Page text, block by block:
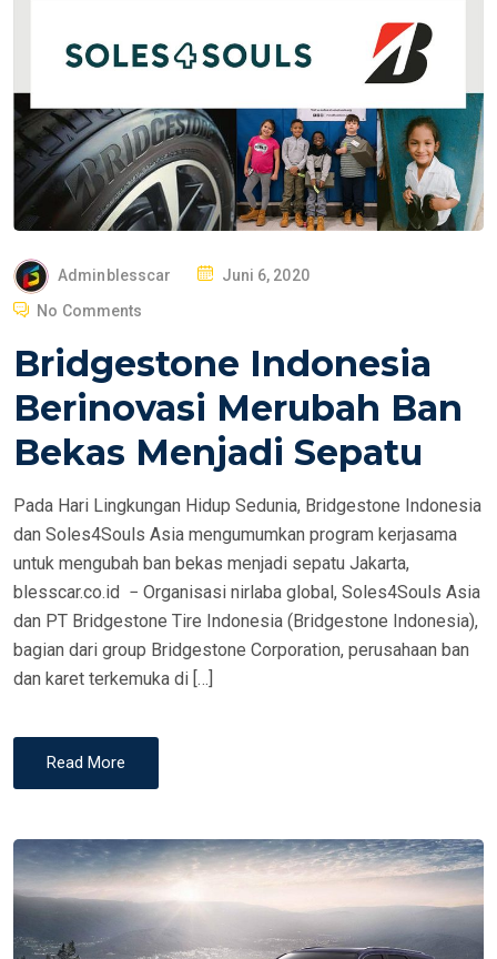
Adminblesscar
T
O
N
Juni 6, 2020
No Comments
Bridgestone Indonesia
Berinovasi Merubah Ban
Bekas Menjadi Sepatu
Pada Hari Lingkungan Hidup Sedunia, Bridgestone Indonesia
dan Soles4Souls Asia mengumumkan program kerjasama
untuk mengubah ban bekas menjadi sepatu Jakarta,
blesscar.co.id − Organisasi nirlaba global, Soles4Souls Asia
dan PT Bridgestone Tire Indonesia (Bridgestone Indonesia),
bagian dari group Bridgestone Corporation, perusahaan ban
dan karet terkemuka di […]
Read More